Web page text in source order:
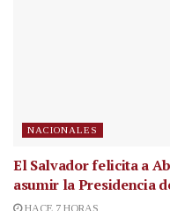
NACIONALES
El Salvador felicita a
asumir la Presidencia
HACE 7 HORAS